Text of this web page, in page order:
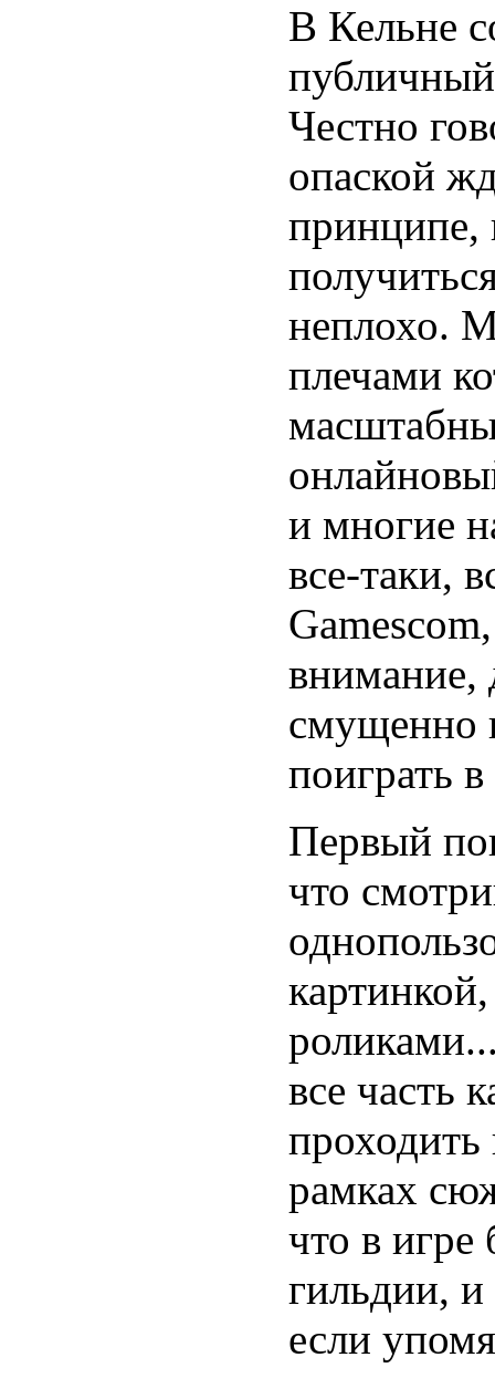
В Кельне
Честно
опаской
принципе,
неплохо.
плечами
и многие
все-таки,
внимание,
смущенно
поиграть
Первый
что
все часть
проходить
рамках
что в
гильдии, и
если